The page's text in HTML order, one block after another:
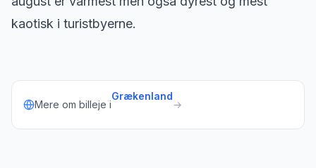
kaotisk i turistbyerne.
Mere om billeje i
Grækenland
→